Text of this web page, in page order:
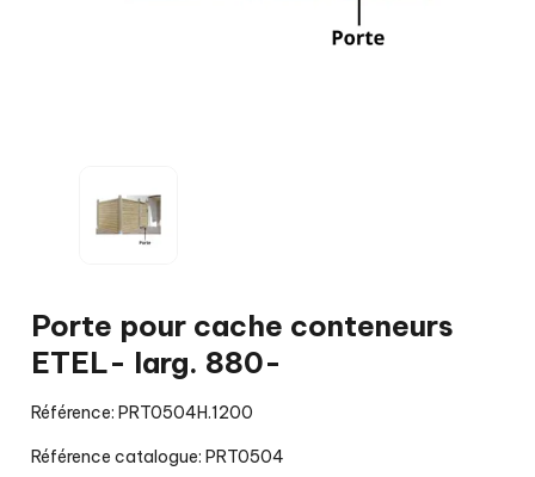
Porte pour cache conteneurs
ETEL- larg. 880-
Référence: PRT0504H.1200
Référence catalogue: PRT0504